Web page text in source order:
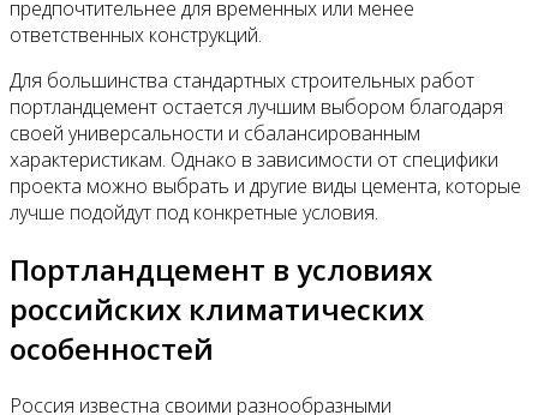
предпочтительнее для временных или менее
ответственных конструкций.
Для большинства стандартных строительных работ
портландцемент остается лучшим выбором благодаря
своей универсальности и сбалансированным
характеристикам. Однако в зависимости от специфики
проекта можно выбрать и другие виды цемента, которые
лучше подойдут под конкретные условия.
Портландцемент в условиях
российских климатических
особенностей
Россия известна своими разнообразными